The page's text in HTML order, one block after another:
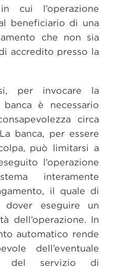
cui l’operazione
beneficiario di una
che non sia
accredito presso la
per invocare la
è necessario
circa
banca, per essere
può limitarsi a
l’operazione
interamente
il quale di
eseguire un
dell’operazione. In
automatico rende
dell’eventuale
del servizio di